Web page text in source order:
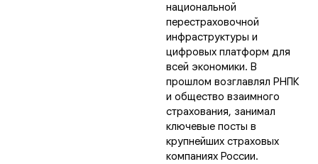
национальной
перестраховочной
инфраструктуры и
цифровых платформ для
всей экономики. В
прошлом возглавлял РНПК
и общество взаимного
страхования, занимал
ключевые посты в
крупнейших страховых
компаниях России.